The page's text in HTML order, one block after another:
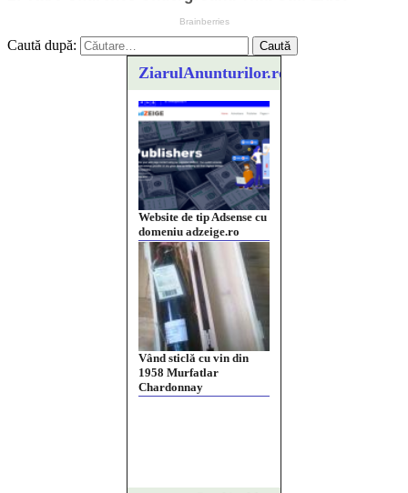
Caută după:
ZiarulAnunturilor.ro
Website de tip Adsense cu
domeniu adzeige.ro
Vând sticlă cu vin din
1958 Murfatlar
Chardonnay